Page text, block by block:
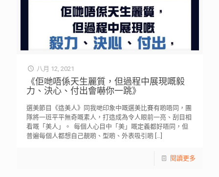
八月 12, 2021
《佢哋唔係天生麗質，但過程中展現嘅毅
力、決心、付出會嚇你一跳》
選美節目《造美人》同我哋印象中嘅選美比賽有啲唔同，團
隊將一班平平無奇嘅素人，打造成為令人眼前一亮、刮目相
看嘅「美人」。 ⁡ 每個人心目中「美」嘅定義都好唔同，但
普遍每個人都想自己靚啲、型啲、外表吸引啲 […]
閱讀更多